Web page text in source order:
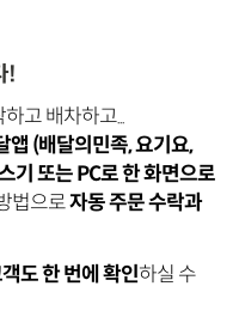
!
고 배차하고...
앱 (배달의민족, 요기요,
기 또는 PC로 한 화면으로
법으로자동 주문 수락과
도 한 번에 확인하실 수